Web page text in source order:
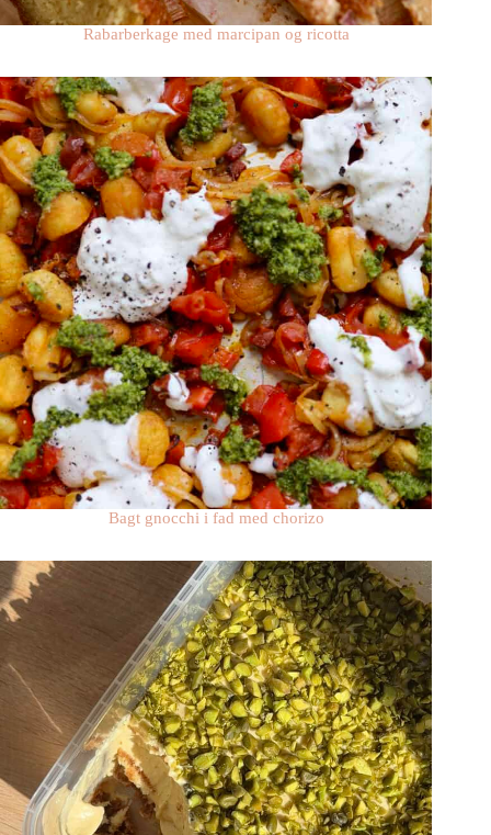
Rabarberkage med marcipan og ricotta
Bagt gnocchi i fad med chorizo